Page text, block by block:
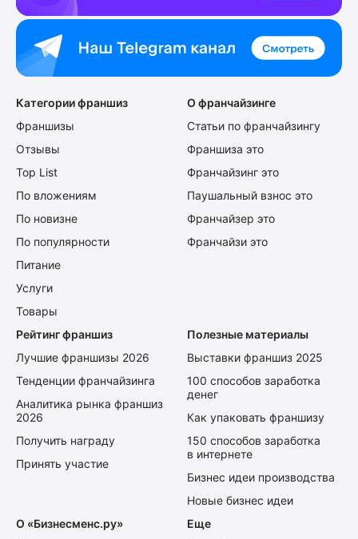
Категории франшиз
Франшизы
Отзывы
Top List
По вложениям
По новизне
По популярности
Питание
Услуги
Товары
О франчайзинге
Статьи по франчайзингу
Франшиза это
Франчайзинг это
Паушальный взнос это
Франчайзер это
Франчайзи это
Рейтинг франшиз
Лучшие франшизы 2026
Тенденции франчайзинга
Аналитика рынка франшиз
2026
Получить награду
Принять участие
Полезные материалы
Выставки франшиз 2025
100 способов заработка
денег
Как упаковать франшизу
150 способов заработка
в интернете
Бизнес идеи производства
Новые бизнес идеи
О «Бизнесменс.ру»
Еще